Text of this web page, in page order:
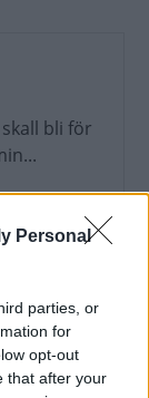
Personal
parties, or
for
opt-out
that after your
bli för